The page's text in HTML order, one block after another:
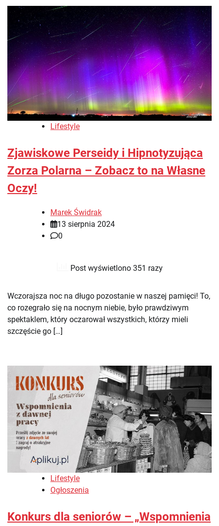
Lifestyle
Zjawiskowe Perseidy i Hipnotyzująca
Zorza Polarna – Zobacz to na Własne
Oczy!
Marek Świdrak
13 sierpnia 2024
0
Post wyświetlono 351 razy
Wczorajsza noc na długo pozostanie w naszej pamięci! To,
co rozegrało się na nocnym niebie, było prawdziwym
spektaklem, który oczarował wszystkich, którzy mieli
szczęście go […]
Lifestyle
Ogłoszenia
Konkurs dla seniorów – „Wspomnienia